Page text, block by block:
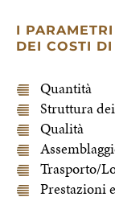
I
DEI COSTI
Quantità
Struttura
Qualità
Trasporto/
Prestazioni